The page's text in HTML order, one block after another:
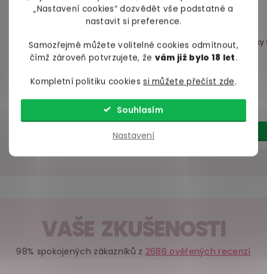
„Nastavení cookies“ dozvědět vše podstatné a
nastavit si preference.
Samozřejmě můžete volitelné cookies odmítnout,
čímž zároveň potvrzujete, že vám již bylo 18 let.
Kompletní politiku cookiessi můžete přečíst zde.
Nastavení
Souhlasím
erotické pomůcky
S8 Hygienic Toy
skladem
Natural (vodní
báze)130 ml
139 Kč
Do košíku
Bestseller
VAŠE ZKUŠENOSTI
98% spokojených zákazníků z 2686 ověřených recenzí